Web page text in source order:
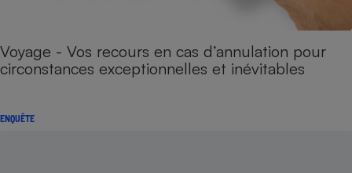
Voyage - Vos recours en cas d’annulation pour
circonstances exceptionnelles et inévitables
ENQUÊTE